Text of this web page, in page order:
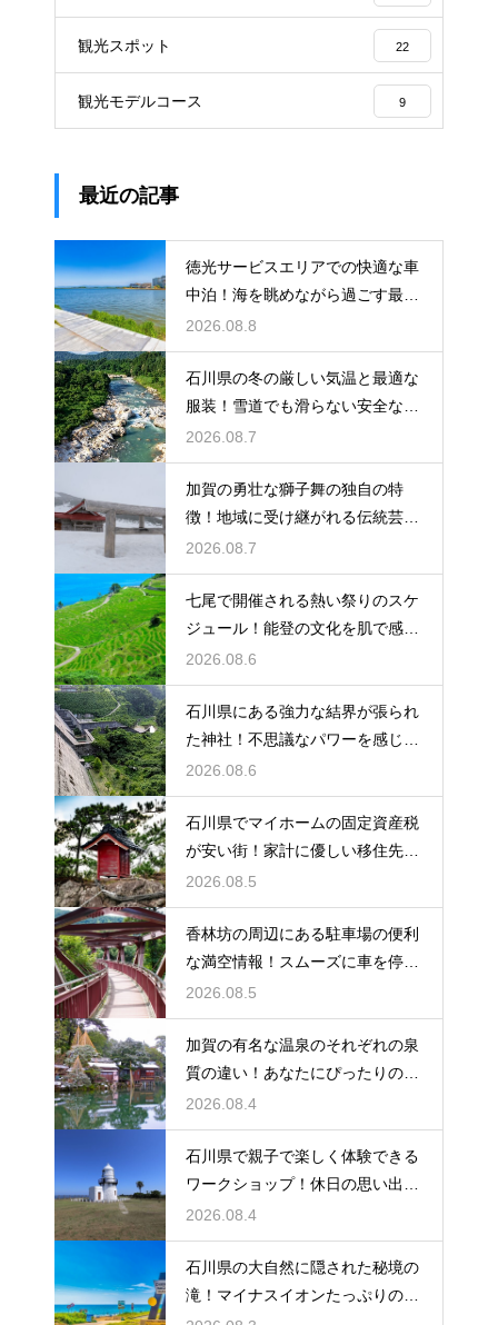
観光スポット 22
観光モデルコース 9
最近の記事
徳光サービスエリアでの快適な車
中泊！海を眺めながら過ごす最高
の朝時間
2026.08.8
石川県の冬の厳しい気温と最適な
服装！雪道でも滑らない安全な靴
の選び方
2026.08.7
加賀の勇壮な獅子舞の独自の特
徴！地域に受け継がれる伝統芸能
の迫力
2026.08.7
七尾で開催される熱い祭りのスケ
ジュール！能登の文化を肌で感じ
る体験
2026.08.6
石川県にある強力な結界が張られ
た神社！不思議なパワーを感じる
神秘の地
2026.08.6
石川県でマイホームの固定資産税
が安い街！家計に優しい移住先の
選び方
2026.08.5
香林坊の周辺にある駐車場の便利
な満空情報！スムーズに車を停め
る裏技
2026.08.5
加賀の有名な温泉のそれぞれの泉
質の違い！あなたにぴったりの名
湯を探す
2026.08.4
石川県で親子で楽しく体験できる
ワークショップ！休日の思い出作
りに最適
2026.08.4
石川県の大自然に隠された秘境の
滝！マイナスイオンたっぷりの癒